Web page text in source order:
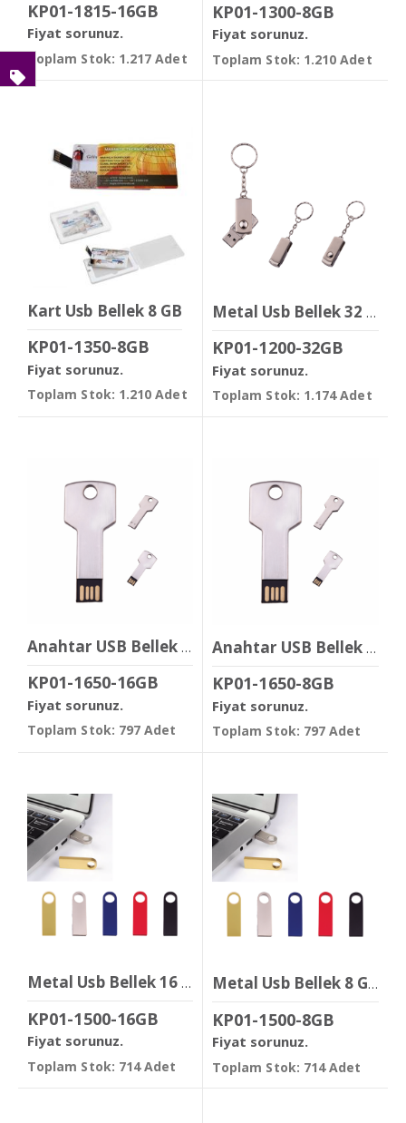
KP01-1815-16GB
Fiyat sorunuz.
Toplam Stok: 1.217 Adet
KP01-1300-8GB
Fiyat sorunuz.
Toplam Stok: 1.210 Adet
Kart Usb Bellek 8 GB
KP01-1350-8GB
Fiyat sorunuz.
Toplam Stok: 1.210 Adet
Metal Usb Bellek 32 GB
KP01-1200-32GB
Fiyat sorunuz.
Toplam Stok: 1.174 Adet
Anahtar USB Bellek 16 GB
KP01-1650-16GB
Fiyat sorunuz.
Toplam Stok: 797 Adet
Anahtar USB Bellek 8 GB
KP01-1650-8GB
Fiyat sorunuz.
Toplam Stok: 797 Adet
Metal Usb Bellek 16 GB
KP01-1500-16GB
Fiyat sorunuz.
Toplam Stok: 714 Adet
Metal Usb Bellek 8 GB
KP01-1500-8GB
Fiyat sorunuz.
Toplam Stok: 714 Adet